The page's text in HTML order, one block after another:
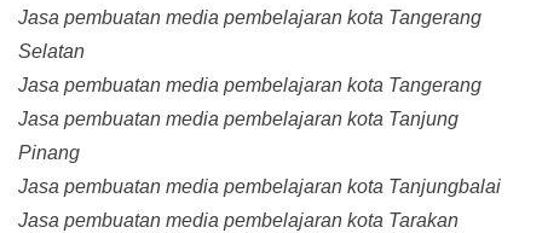
Jasa pembuatan media pembelajaran kota Tangerang
Selatan
Jasa pembuatan media pembelajaran kota Tangerang
Jasa pembuatan media pembelajaran kota Tanjung
Pinang
Jasa pembuatan media pembelajaran kota Tanjungbalai
Jasa pembuatan media pembelajaran kota Tarakan